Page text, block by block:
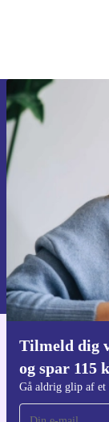
Tilmeld dig
og spar 115
Gå aldrig glip af et
Du kan finde
Privatlivspolitik